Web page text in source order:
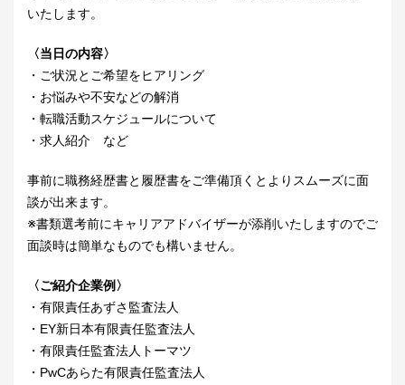
いたします。
〈当日の内容〉
・ご状況とご希望をヒアリング
・お悩みや不安などの解消
・転職活動スケジュールについて
・求人紹介 など
事前に職務経歴書と履歴書をご準備頂くとよりスムーズに面
談が出来ます。
※書類選考前にキャリアアドバイザーが添削いたしますのでご
面談時は簡単なものでも構いません。
〈ご紹介企業例〉
・有限責任あずさ監査法人
・EY新日本有限責任監査法人
・有限責任監査法人トーマツ
・PwCあらた有限責任監査法人